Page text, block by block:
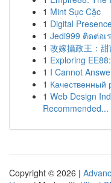
1 Mint Sục Cặc
1 Digital
1 Jedi999 ติดต่อเ
1 改嫁攝政王：
1 Exploring
1 I Cannot
1 Качественный
1 Web Design
Recommended...
Copyright © 2026 |